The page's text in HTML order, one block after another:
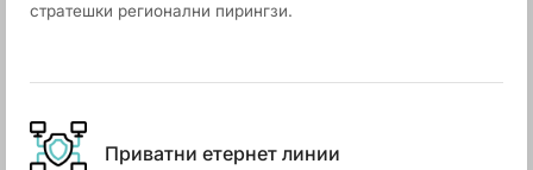
стратешки регионални пирингзи.
Приватни етернет линии